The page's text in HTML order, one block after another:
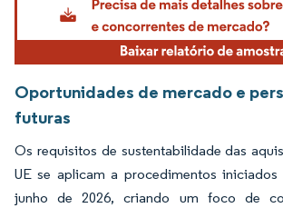
Oportunidades de mercado e
futuras
Os requisitos de sustentabilidade das
UE se aplicam a procedimentos
junho de 2026, criando um foco de